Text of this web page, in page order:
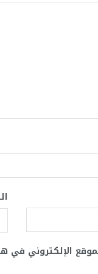
الإلكتروني في